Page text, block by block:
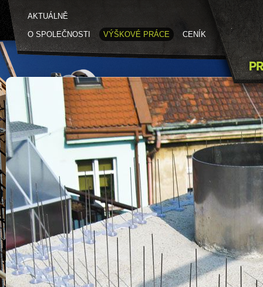
AKTUÁLNĚ
O SPOLEČNOSTI VÝŠKOVÉ PRÁCE CENÍK